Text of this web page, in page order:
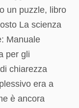
un puzzle, libro
La scienza
Manuale
per gli
chiarezza
era a
è ancora